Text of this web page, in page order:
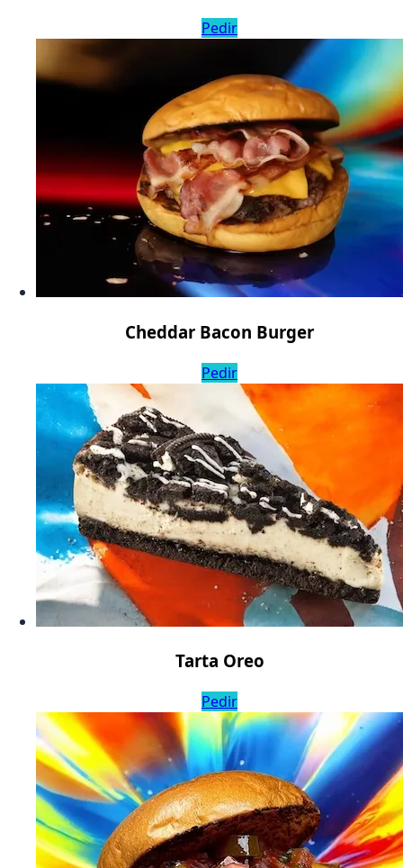
Pedir
Cheddar Bacon Burger
Pedir
Tarta Oreo
Pedir